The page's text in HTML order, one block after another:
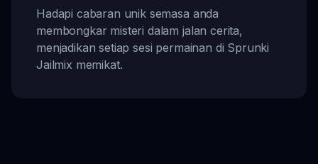
Hadapi cabaran unik semasa anda
membongkar misteri dalam jalan cerita,
menjadikan setiap sesi permainan di Sprunki
Jailmix memikat.